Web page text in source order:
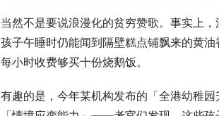
当然不是要说浪漫化的贫穷赞歌。事实上
孩子午睡时仍能闻到隔壁糕点铺飘来的黄
每小时收费够买十份烧鹅饭。
有趣的是，今年某机构发布的「全港幼稚